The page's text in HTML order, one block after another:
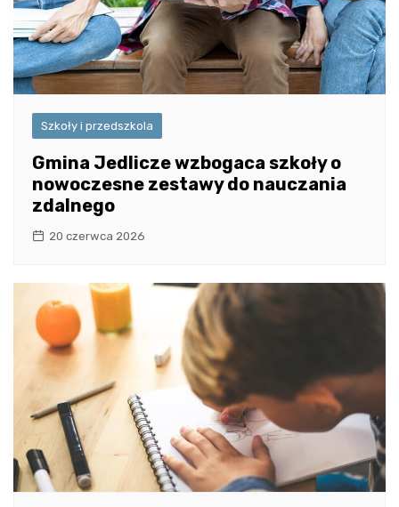
Szkoły i przedszkola
Gmina Jedlicze wzbogaca szkoły o
nowoczesne zestawy do nauczania
zdalnego
20 czerwca 2026